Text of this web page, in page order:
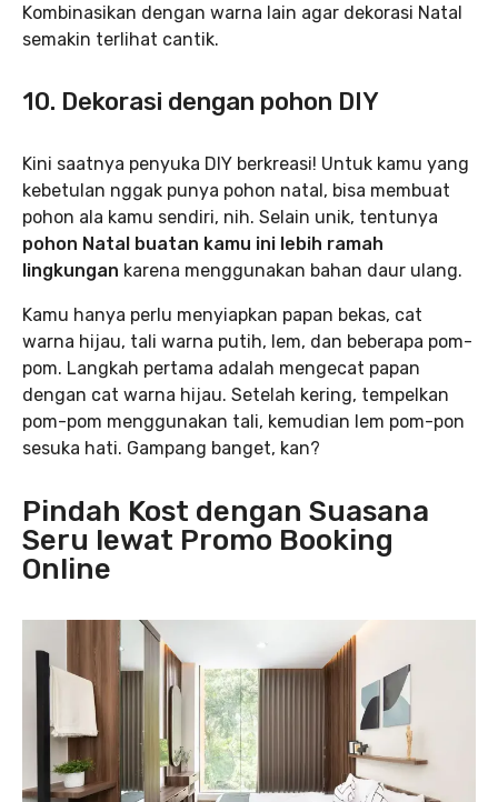
Kombinasikan dengan warna lain agar dekorasi Natal
semakin terlihat cantik.
10. Dekorasi dengan pohon DIY
Kini saatnya penyuka DIY berkreasi! Untuk kamu yang
kebetulan nggak punya pohon natal, bisa membuat
pohon ala kamu sendiri, nih. Selain unik, tentunya
pohon Natal buatan kamu ini lebih ramah
lingkungan karena menggunakan bahan daur ulang.
Kamu hanya perlu menyiapkan papan bekas, cat
warna hijau, tali warna putih, lem, dan beberapa pom-
pom. Langkah pertama adalah mengecat papan
dengan cat warna hijau. Setelah kering, tempelkan
pom-pom menggunakan tali, kemudian lem pom-pon
sesuka hati. Gampang banget, kan?
Pindah Kost dengan Suasana
Seru lewat Promo Booking
Online